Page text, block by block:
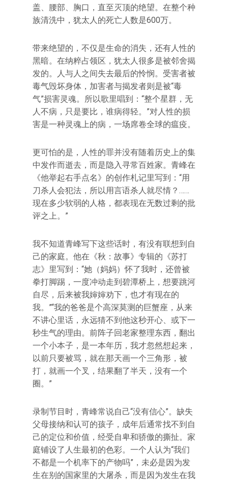
盖、腰部、胸口，直至灭顶的绝望。在整个种
族清洗中，犹太人的死亡人数是600万。
带来绝望的，不仅是生命的消失，还有人性的
黑暗。在纳粹占领区，犹太人很多是被邻舍揭
发的。人与人之间失去最后的怜悯。受害者被
毒气毁坏身体，加害者与揭发者则是被“毒
气”损害灵魂。所以歌里唱到：“整个星群，无
人不病，只是要比，谁病得轻。”对人性的损
害是一种灵魂上的病，一场席卷全球的瘟疫。
更可怕的是，人性的罪并没有随着历史上的集
中发作而逝去，而是隐入寻常百姓家。青峰在
《他举起右手点名》的创作札记里写到：“用
刀杀人会犯法，所以用言语杀人就尽情？……
现在多少软弱的人格，都表现在无数过剩的批
评之上。”
我不知道青峰写下这些话时，有没有联想到自
己的家庭。他在《秋：故事》专辑的《苏打
志》里写到：“她（妈妈）怀了我时，还曾被
拳打脚踢，一度冲动走到碧潭桥上，想要跳河
自尽，后来被我婶婶劝下，也才有现在的
我。”“我的爸爸是个高深莫测的巨蟹座，从来
不讲心里话，永远猜不到他这秒开心、或下一
秒生气的理由。前阵子回老家整理东西，翻出
一个小本子，是一本年历，我才忽然想起来，
以前只要被骂，就在那天画一个三角形，被
打，就画一个叉，结果翻了半天，没有一个
圈。”
录制节目时，青峰常说自己“没有信心”。缺失
父母接纳和认可的孩子，成年后通常找不到自
己的定位和价值，经受自卑和骄傲的撕扯。家
庭铺设了人生最初的色彩。一个人认为“我们
不都是一个机率下的产物吗”，未必是因为发
生在别的国家里的大屠杀，而是因为发生在我